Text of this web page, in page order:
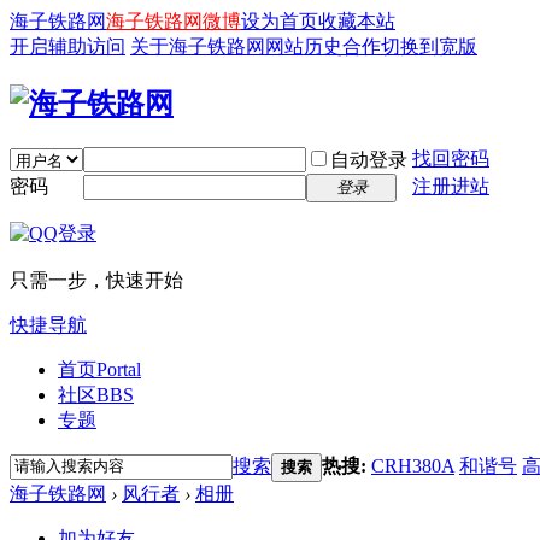
海子铁路网海子铁路网微博设为首页收藏本站
开启辅助访问 关于海子铁路网 网站历史合作切换到宽版
自动登录 找回密码
密码
登录 注册进站
只需一步，快速开始
快捷导航
首页Portal
社区BBS
专题
搜索 搜索 热搜: CRH380A 和谐号
海子铁路网 › 风行者 › 相册